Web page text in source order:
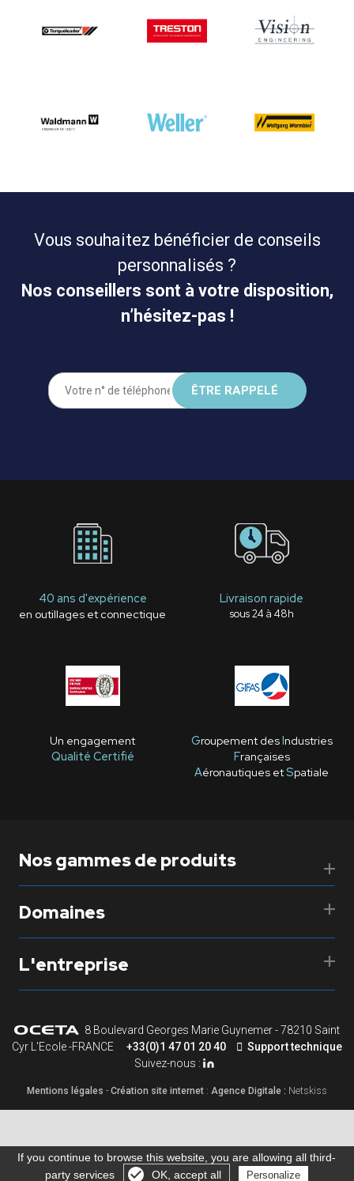
Vous souhaitez bénéficier de conseils
personnalisés ?
Nos conseillers sont à votre disposition,
n’hésitez-pas !
40 ans d'expérience
en outillages et connectique
Livraison rapide
sous 24 à 48h
Un engagement
Qualité Certifié
Groupement desIndustries
Françaises
Aéronautiques etSpatiale
Nos gammes de produits
Domaines
L'entreprise
8 Boulevard Georges Marie Guynemer - 78210 Saint
Cyr L'Ecole -FRANCE
+33(0)1 47 01 20 40
Support technique
Suivez-nous :
Mentions légales - Création site internet : Agence Digitale : Netskiss
Gérer les cookies
If you continue to browse this website, you are allowing all third-
party services
OK, accept all Personalize